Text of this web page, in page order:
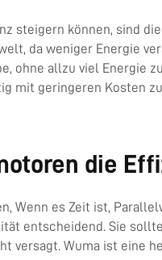
steigern können, sind
da weniger Energie
ohne allzu viel Energie
mit geringeren Kosten
die
Wenn es Zeit ist,
entscheidend. Sie
versagt. Wuma ist eine